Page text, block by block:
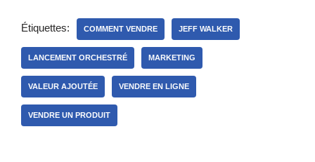
Étiquettes: COMMENT VENDRE JEFF WALKER
LANCEMENT ORCHESTRÉ MARKETING
VALEUR AJOUTÉE VENDRE EN LIGNE
VENDRE UN PRODUIT